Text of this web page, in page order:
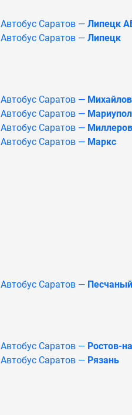
Автобус Саратов — Липецк
Автобус Саратов — Липецк
Автобус Саратов — Михайлов
Автобус Саратов —
Автобус Саратов —
Автобус Саратов — Маркс
Автобус Саратов —
Автобус Саратов — Ростов-
Автобус Саратов — Рязань